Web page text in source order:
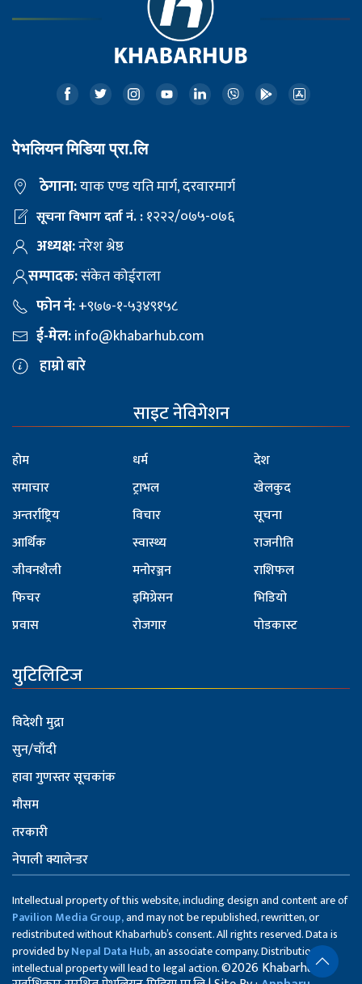
पेभलियन मिडिया प्रा.लि
ठेगाना:याक एण्ड यति मार्ग, दरवारमार्ग
सूचना विभाग दर्ता नं. :१२२२/०७५-०७६
अध्यक्ष:नरेश श्रेष्ठ
सम्पादक:संकेत कोईराला
फोन नं:+९७७-१-५३४९१५८
ई-मेल:info@khabarhub.com
हाम्रो बारे
साइट नेविगेशन
होम
समाचार
अन्तर्राष्ट्रिय
आर्थिक
जीवनशैली
फिचर
प्रवास
धर्म
ट्राभल
विचार
स्वास्थ्य
मनोरञ्जन
इमिग्रेसन
रोजगार
देश
खेलकुद
सूचना
राजनीति
राशिफल
भिडियो
पोडकास्ट
युटिलिटिज
विदेशी मुद्रा
सुन/चाँदी
हावा गुणस्तर सूचकांक
मौसम
तरकारी
नेपाली क्यालेन्डर
Intellectual property of this website, including design and content are of
Pavilion Media Group,and may not be republished, rewritten, or
redistributed without Khabarhub’s consent. All rights reserved. Data is
provided byNepal Data Hub,an associate company. Distribution of
intellectual property will lead to legal action.©2026 Khabarhub